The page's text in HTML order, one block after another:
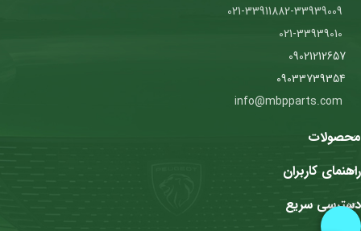
09021212657
09033739354
محصولات
راهنمای کاربران
دسترسی سریع